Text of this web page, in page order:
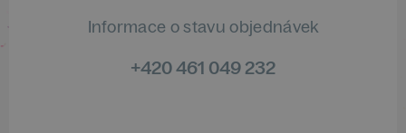
Informace o stavu objednávek
+420 461 049 232